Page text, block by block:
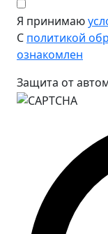
Я принимаю
С политикой
ознакомлен
Защита от